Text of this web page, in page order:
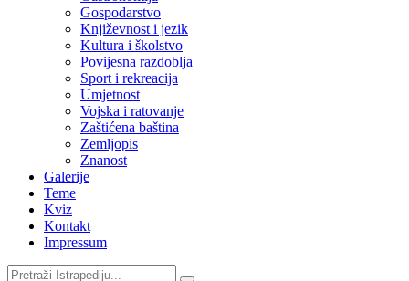
Gospodarstvo
Književnost i jezik
Kultura i školstvo
Povijesna razdoblja
Sport i rekreacija
Umjetnost
Vojska i ratovanje
Zaštićena baština
Zemljopis
Znanost
Galerije
Teme
Kviz
Kontakt
Impressum